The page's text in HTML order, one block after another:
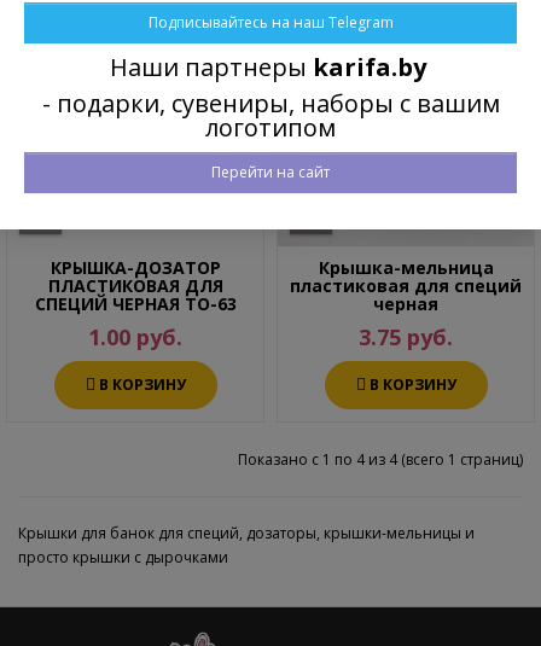
КРЫШКА-ДОЗАТОР
ПЛАСТИКОВАЯ ДЛЯ
СПЕЦИЙ ЧЕРНАЯ ТО-63
1.00 руб.
В КОРЗИНУ
Крышка-мельница
пластиковая для специй
черная
3.75 руб.
В КОРЗИНУ
Показано с 1 по 4 из 4 (всего 1 страниц)
Крышки для банок для специй, дозаторы, крышки-мельницы и
просто крышки с дырочками
Подписывайтесь на наш Telegram
Наши партнеры karifa.by
- подарки, сувениры, наборы с вашим
логотипом
Перейти на сайт